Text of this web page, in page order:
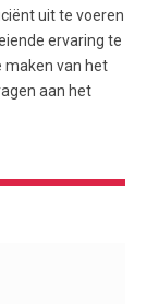
uit te voeren
ervaring te
maken van het
aan het